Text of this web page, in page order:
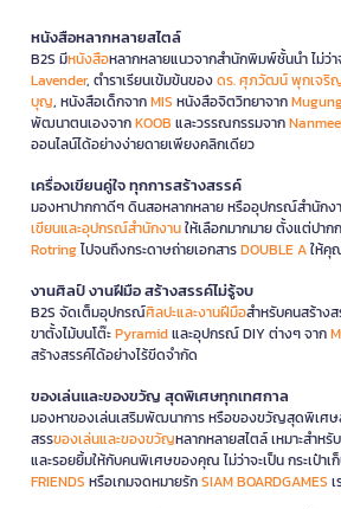
หนังสือหลากหลายสไตล์
B2S มีหนังสือหลากหลายแนวจากสำนักพิมพ์ชั้นนำ ไม่ว่
Lavender, ตำราเรียนเข้มข้นของดร. ศุภวัฒน์ พุกเจริ
บุญ, หนังสือเด็กจากMIS หนังสือจิตวิทยาจาก
พัฒนาตนเองจากKOOB และวรรณกรรมจาก
ออนไลน์ได้อย่างง่ายดายเพียงคลิกเดียว
เครื่องเขียนคู่ใจ ทุกการสร้างสรรค์
มองหาปากกาดีๆ ดินสอหลากหลาย หรืออุปกรณ์สำนักง
เขียนและอุปกรณ์สำนักงานให้เลือกมากมาย ตั้งแต่ปาก
Rotringไปจนถึงกระดาษถ่ายเอกสารDOUBLE Aให้คุ
งานศิลป์ งานฝีมือ สร้างสรรค์ไม่รู้จบ
B2S จัดเต็มอุปกรณ์ศิลปะและงานฝีมือสำหรับคนสร้าง
ขาตั้งไม้บนโต๊ะPyramidและอุปกรณ์ DIY ต่างๆ จาก
สร้างสรรค์ได้อย่างไร้ขีดจำกัด
ของเล่นและของขวัญ สุดพิเศษทุกเทศกาล
มองหาของเล่นเสริมพัฒนาการ หรือของขวัญสุดพิเศษ
สรรของเล่นและของขวัญหลากหลายสไตล์ เหมาะสำห
และรอยยิ้มให้กับคนพิเศษของคุณ ไม่ว่าจะเป็น กระเป๋า
FRIENDS หรือเกมจดหมายรักSIAM BOARDGAMES